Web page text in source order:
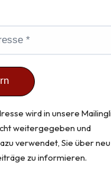
wird in unsere
weitergegeben und
verwendet, Sie über neu
zu informieren.